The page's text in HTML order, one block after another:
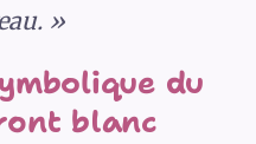
»
du
blanc